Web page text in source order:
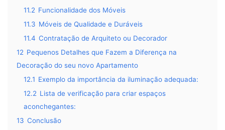
11.2 Funcionalidade dos Móveis
11.3 Móveis de Qualidade e Duráveis
11.4 Contratação de Arquiteto ou Decorador
12 Pequenos Detalhes que Fazem a Diferença na
Decoração do seu novo Apartamento
12.1 Exemplo da importância da iluminação adequada:
12.2 Lista de verificação para criar espaços
aconchegantes:
13 Conclusão